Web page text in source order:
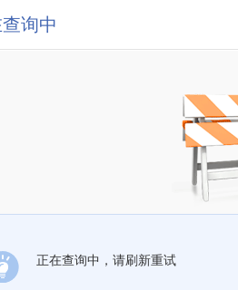
询中
正在查询中，请刷新重试